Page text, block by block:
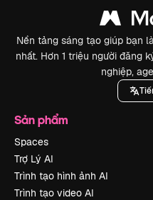
Nền tảng sáng tạo giúp bạn
nhất. Hơn 1 triệu người đăng
nghiệp,
Sản phẩm
Spaces
Trợ Lý AI
Trình tạo hình ảnh AI
Trình tạo video AI